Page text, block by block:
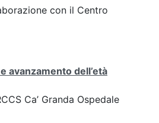
con il Centro
avanzamento dell’età
Ca’ Granda Ospedale